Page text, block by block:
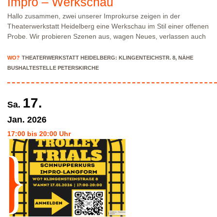
findest Du hier:Parkmöglichkeiten_TWHD
Hallo zusammen, zwei unserer Improkurse zeigen in der
Theaterwerkstatt Heidelberg eine Werkschau im Stil einer offenen
Probe. Wir probieren Szenen aus, wagen Neues, verlassen auch
Improvisieren. Es ist ein lockerer Werkstattabend zum Zuschauen,
Mitfiebern und Inspirierenlassen. Der Eintritt ist frei, und niemand
der TWHD
WO? THEATERWERKSTATT HEIDELBERG: KLINGENTEICHSTR. 8, NÄHE
BUSHALTESTELLE PETERSKIRCHE
Sa. 17.
Jan. 2026
17:00 bis 20:00 Uhr